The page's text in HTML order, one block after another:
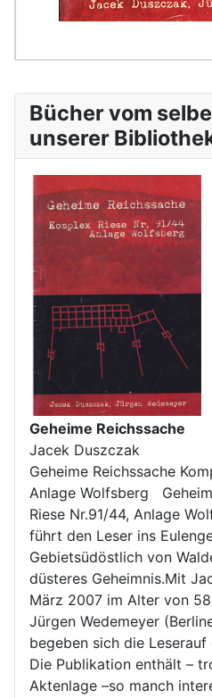
Bücher vom
unserer
Geheime Reichssache
Jacek Duszczak
Geheime Reichssache
Anlage Wolfsberg
Riese Nr.91/44, Anlage
führt den Leser ins
Gebietsüdöstlich von
düsteres Geheimnis.Mit
März 2007 im Alter von
Jürgen Wedemeyer
begeben sich die Leserauf
Die Publikation enthält –
Aktenlage –so manch